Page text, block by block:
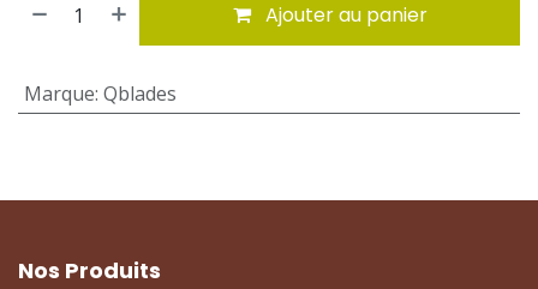
Ajouter au panier
Marque: Qblades
Nos Produits